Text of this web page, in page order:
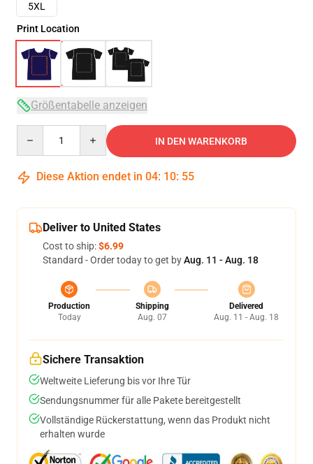
5XL
Print Location
Größentabelle anzeigen
IN DEN WARENKORB
Diese Aktion endet in 04: 10: 54
Deliver to United States
Cost to ship:$6.99
Standard - Order today to get byAug. 11 - Aug. 18
Production
Today
Shipping
Aug. 07
Delivered
Aug. 11 - Aug. 18
Sichere Transaktion
Weltweite Lieferung bis vor Ihre Tür
Sendungsnummer für alle Pakete bereitgestellt
Vollständige Rückerstattung, wenn das Produkt nicht
erhalten wurde